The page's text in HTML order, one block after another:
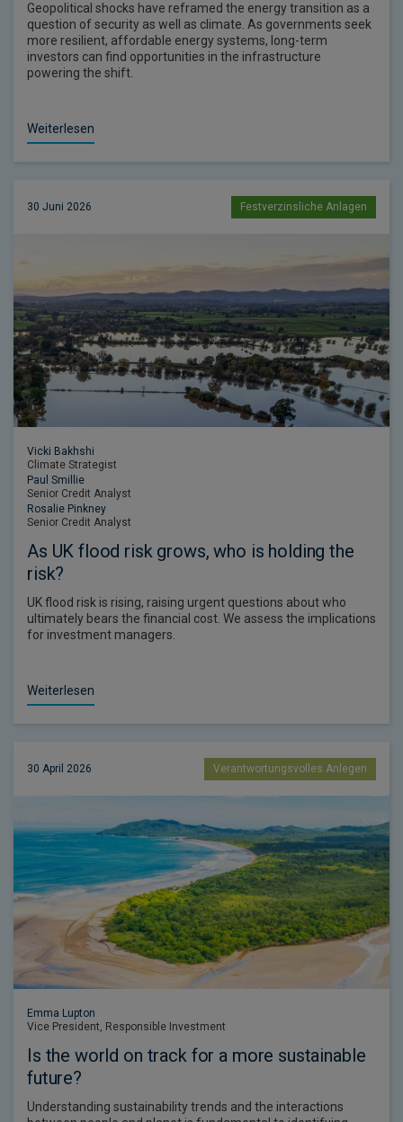
Geopolitical shocks have reframed the energy transition as a
question of security as well as climate. As governments seek
more resilient, affordable energy systems, long-term
investors can find opportunities in the infrastructure
powering the shift.
Weiterlesen
30 Juni 2026 Festverzinsliche Anlagen
Vicki Bakhshi
Climate Strategist
Paul Smillie
Senior Credit Analyst
Rosalie Pinkney
Senior Credit Analyst
As UK flood risk grows, who is holding the
risk?
UK flood risk is rising, raising urgent questions about who
ultimately bears the financial cost. We assess the implications
for investment managers.
Weiterlesen
30 April 2026 Verantwortungsvolles Anlegen
Emma Lupton
Vice President, Responsible Investment
Is the world on track for a more sustainable
future?
Understanding sustainability trends and the interactions